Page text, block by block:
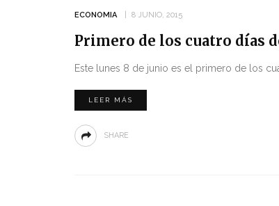
ECONOMIA 8 JUNIO, 2015
Primero de los cuatro días
Este lunes 8 de junio es el primero de los
LEER MÁS
SHARE